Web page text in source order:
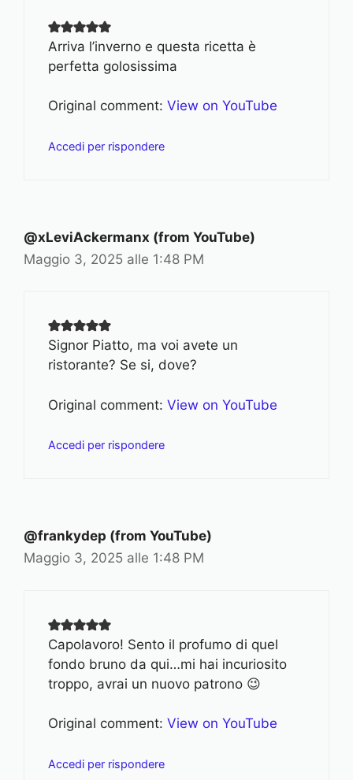
Arriva l’inverno e questa ricetta è
perfetta golosissima
Original comment: View on YouTube
Accedi per rispondere
@xLeviAckermanx (from YouTube)
Maggio 3, 2025 alle 1:48 PM
Signor Piatto, ma voi avete un
ristorante? Se si, dove?
Original comment: View on YouTube
Accedi per rispondere
@frankydep (from YouTube)
Maggio 3, 2025 alle 1:48 PM
Capolavoro! Sento il profumo di quel
fondo bruno da qui…mi hai incuriosito
troppo, avrai un nuovo patrono 😉
Original comment: View on YouTube
Accedi per rispondere